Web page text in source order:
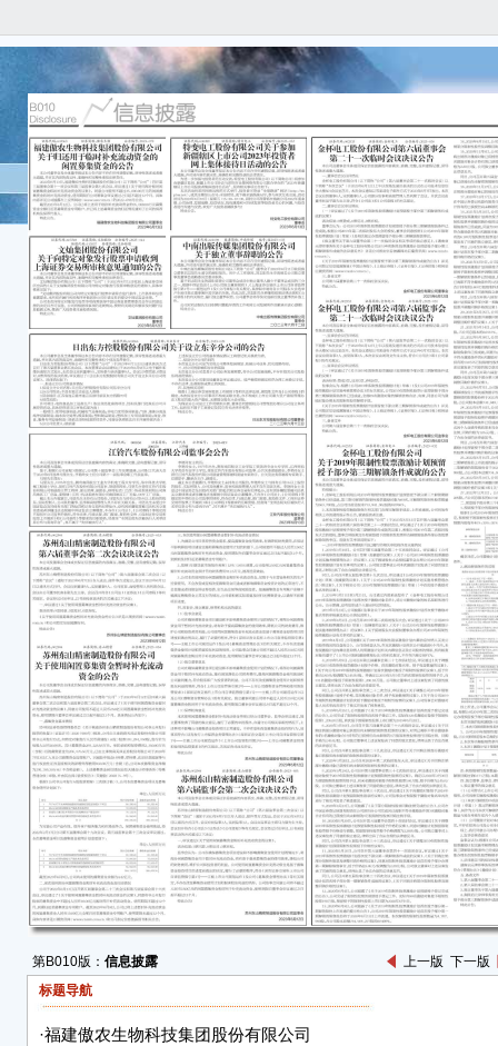
第B010版： 信息披露 上一版 下一版
标题导航
·福建傲农生物科技集团股份有限公司
证
号：
转
文
关
上
本
任何
容的
文
2023
灿集
通知
“文
符合
履行
会注
公司
证券
施。
要求
特